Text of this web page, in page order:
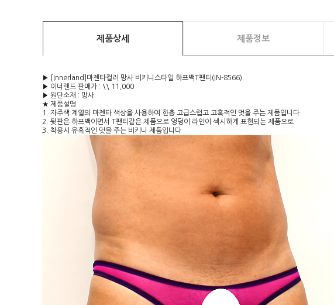
제품상세 제품정보
▶ [Innerland]마젠타컬러 망사 비키니스타일 하프백T팬티(IN-8566)
▶ 이너랜드 판매가 : \\ 11,000
▶ 원단소재 : 망사
★ 제품설명
1. 자주색 계열의 마젠타 색상을 사용하여 한층 고급스럽고 고혹적인 멋을 주는 제품입니다
2. 뒷판은 하프백이면서 T팬티같은 제품으로 엉덩이 라인이 섹시하게 표현되는 제품으로
3. 착용시 유혹적인 멋을 주는 비키니 제품입니다